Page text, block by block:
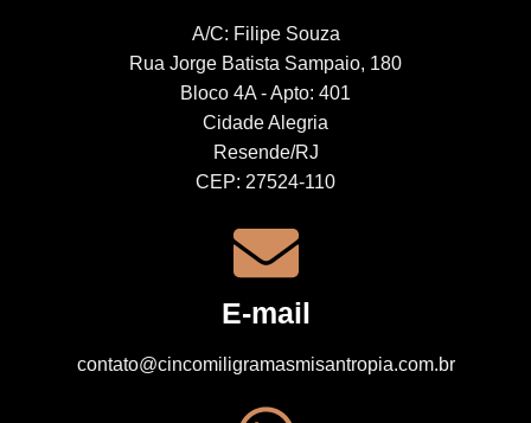
A/C: Filipe Souza
Rua Jorge Batista Sampaio, 180
Bloco 4A - Apto: 401
Cidade Alegria
Resende/RJ
CEP: 27524-110
E-mail
contato@cincomiligramasmisantropia.com.br